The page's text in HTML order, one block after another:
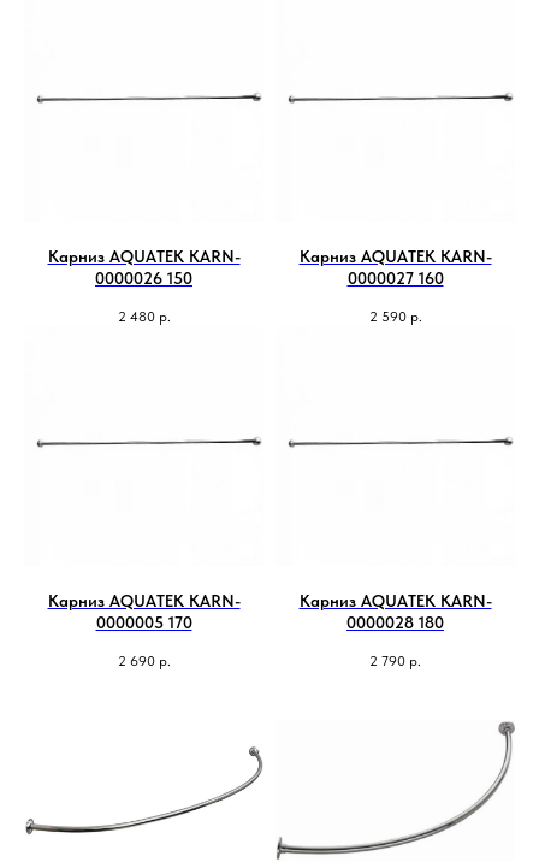
Карниз AQUATEK KARN-
0000026 150
2 480 р.
Карниз AQUATEK KARN-
0000027 160
2 590 р.
Карниз AQUATEK KARN-
0000005 170
2 690 р.
Карниз AQUATEK KARN-
0000028 180
2 790 р.